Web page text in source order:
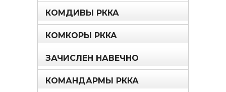
КОМДИВЫ РККА
КОМКОРЫ РККА
ЗАЧИСЛЕН НАВЕЧНО
КОМАНДАРМЫ РККА